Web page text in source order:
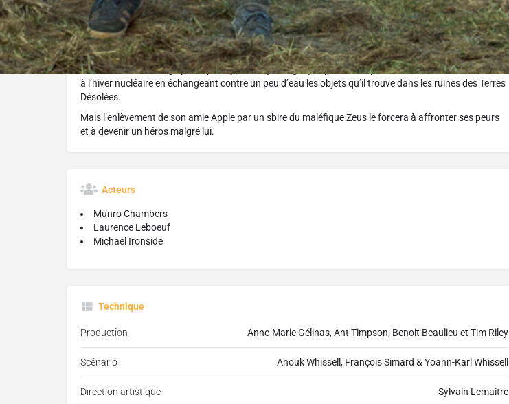
L'histoire
Dans un monde ravagé par l’apocalypse, un jeune garçon passionné par les bandes dessinées survit
à l’hiver nucléaire en échangeant contre un peu d’eau les objets qu’il trouve dans les ruines des Terres
Désolées.
Mais l’enlèvement de son amie Apple par un sbire du maléfique Zeus le forcera à affronter ses peurs
et à devenir un héros malgré lui.
Acteurs
Munro Chambers
Laurence Leboeuf
Michael Ironside
Technique
Production Anne-Marie Gélinas, Ant Timpson, Benoit Beaulieu et Tim Riley
Scénario Anouk Whissell, François Simard & Yoann-Karl Whissell
Direction artistique Sylvain Lemaitre